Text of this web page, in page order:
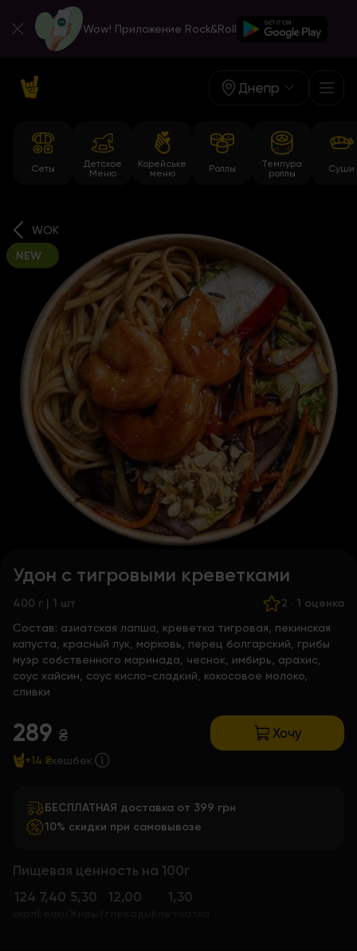
Wow! Приложение Rock&Roll
Днепр
Сеты
Детское
Меню
Корейське
меню
Роллы
Темпура
роллы
Суши
WOK
NEW
Удон с тигровыми креветками
400 г | 1 шт 2 · 1 оценка
Состав: азиатская лапша, креветка тигровая, пекинская
капуста, красный лук, морковь, перец болгарский, грибы
муэр собственного маринада, чеснок, имбирь, арахис,
соус хайсин, соус кисло-сладкий, кокосовое молоко,
сливки
289 ₴ Хочу
+14 ₴кешбек
БЕСПЛАТНАЯ доставка от 399 грн
10% скидки при самовывозе
Пищевая ценность на 100г
124 7,40 5,30 12,00 1,30